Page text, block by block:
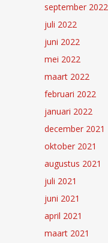
september 2022
juli 2022
juni 2022
mei 2022
maart 2022
februari 2022
januari 2022
december 2021
oktober 2021
augustus 2021
juli 2021
juni 2021
april 2021
maart 2021